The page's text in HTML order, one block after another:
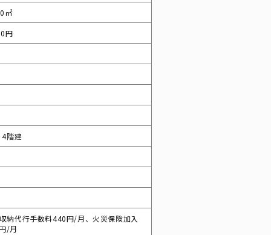
㎡
円
階建
代行手数料440円/月、火災保険加入
/月